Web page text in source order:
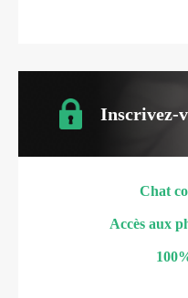
Inscrivez-
Chat
Accès aux